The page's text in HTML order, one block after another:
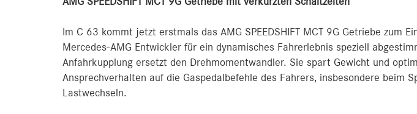
Im C 63 kommt jetzt erstmals das AMG SPEEDSHIFT MCT 9G Getriebe zum
Mercedes-AMG Entwickler für ein dynamisches Fahrerlebnis speziell
Anfahrkupplung ersetzt den Drehmomentwandler. Sie spart Gewicht und
Ansprechverhalten auf die Gaspedalbefehle des Fahrers, insbesondere beim
Lastwechseln.